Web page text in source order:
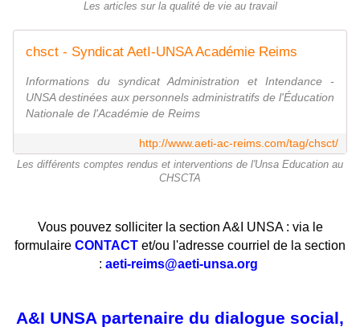
Les articles sur la qualité de vie au travail
chsct - Syndicat AetI-UNSA Académie Reims
Informations du syndicat Administration et Intendance -
UNSA destinées aux personnels administratifs de l'Éducation
Nationale de l'Académie de Reims
http://www.aeti-ac-reims.com/tag/chsct/
Les différents comptes rendus et interventions de l'Unsa Education au
CHSCTA
Vous pouvez solliciter la section A&I UNSA : via le
formulaire CONTACT et/ou l'adresse courriel de la section
: aeti-reims@aeti-unsa.org
A&I UNSA partenaire du dialogue social,